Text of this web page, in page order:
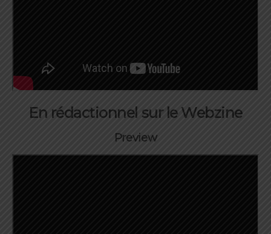
En rédactionnel sur le Webzine
Preview